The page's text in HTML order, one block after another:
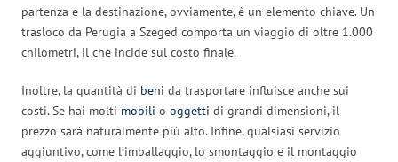
partenza e la destinazione, ovviamente, è un elemento chiave. Un
trasloco da Perugia a Szeged comporta un viaggio di oltre 1.000
chilometri, il che incide sul costo finale.
Inoltre, la quantità di beni da trasportare influisce anche sui
costi. Se hai molti mobili o oggetti di grandi dimensioni, il
prezzo sarà naturalmente più alto. Infine, qualsiasi servizio
aggiuntivo, come l’imballaggio, lo smontaggio e il montaggio